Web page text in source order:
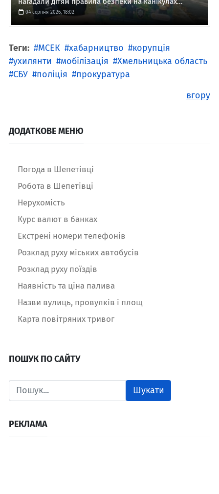
04 серпня 2026, 18:02
Теги: МСЕК хабарництво
корупція
ухилянти
мобілізація
Хмельницька область
СБУ
поліція
прокуратура
вгору
ДОДАТКОВЕ МЕНЮ
Погода в Шепетівці
Робота в Шепетівці
Нерухомість
Курс валют в банках
Екстрені номери телефонів
Розклад руху міських автобусів
Розклад руху поїздів
Наявність та ціна палива
Назви вулиць, провулків і площ
Карта повітряних тривог
ПОШУК ПО САЙТУ
Шукати
РЕКЛАМА